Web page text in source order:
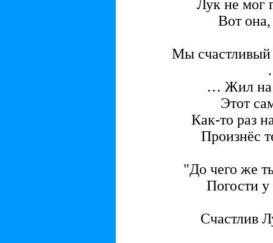
Лук не мог
Вот
Мы
… Жил на
Этот
Как-то раз
Произнёс
"До чего же
Погости
Счастлив